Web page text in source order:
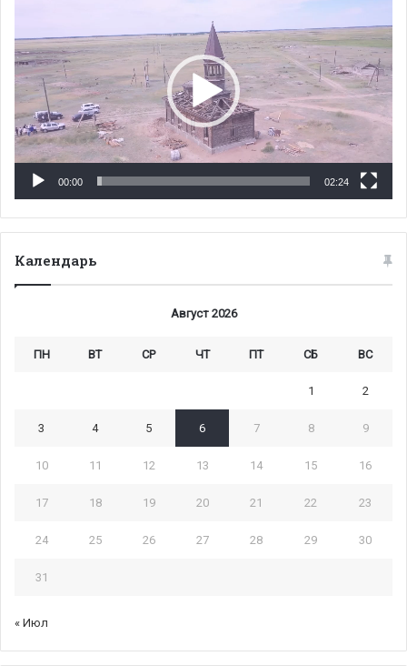
00:00 02:24
Календарь
Август 2026
ПН ВТ СР ЧТ ПТ СБ ВС
1 2
3 4 5 6 7 8 9
10 11 12 13 14 15 16
17 18 19 20 21 22 23
24 25 26 27 28 29 30
31
« Июл